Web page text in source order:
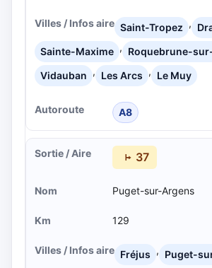
Saint-Tropez ,
Sainte-Maxime , Roquebrune-
Vidauban , Les Arcs , Le Muy
A8
37
Puget-sur-Argens
129
Fréjus , Puget-